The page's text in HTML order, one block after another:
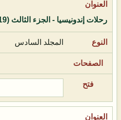
رحلات إندونيسيا - الجزء الثالث (1419هـ - 1989م)
المجلد السادس